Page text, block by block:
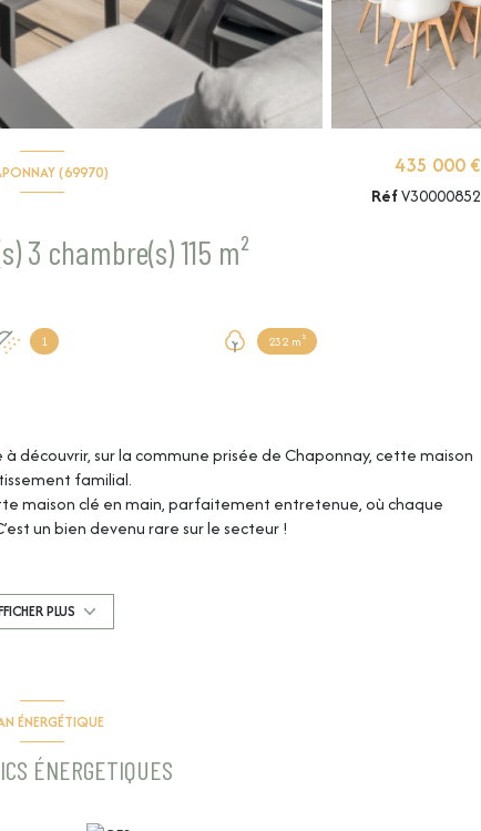
(69970)
Maison 5 pièce(s) 3 chambre(s) 115 m²
1 232 m²
435 000 €
RéfV30000852
à découvrir, sur la commune prisée de Chaponnay, cette maison
familial.
maison clé en main, parfaitement entretenue, où chaque
un bien devenu rare sur le secteur !
d’eau. Une deuxième salle de bains et un WC complètent ce
électriques, cuisine aménagée et équipée, panneaux solaires,
à accueillir ses nouveaux propriétaires.
04.
PLUS
ÉNERGÉTIQUE
ÉNERGETIQUES